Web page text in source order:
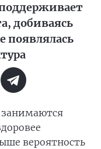
добиваясь
появлялась
вероятность